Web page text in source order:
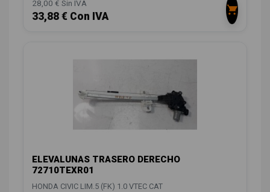
28,00 € Sin IVA
33,88 € Con IVA
ELEVALUNAS TRASERO DERECHO
72710TEXR01
HONDA CIVIC LIM.5 (FK) 1.0 VTEC CAT